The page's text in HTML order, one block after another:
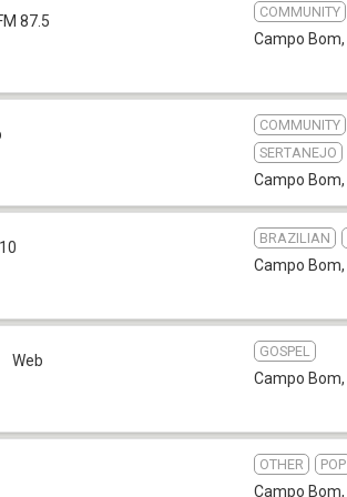
87.5
COMMUNITY
Campo Bom,
COMMUNITY
SERTANEJO
Campo Bom,
BRAZILIAN
Campo Bom,
Web
GOSPEL
Campo Bom,
OTHER POP
Campo Bom,